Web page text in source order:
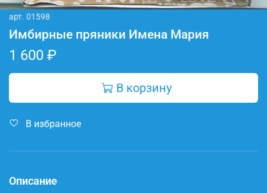
арт. 01598
Имбирные пряники Имена Мария
1 600 ₽
В корзину
В избранное
Описание